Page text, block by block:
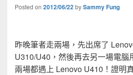
Posted on 2012/06/22bySammy Fung
昨晚筆者走兩場，先出席了
U310/U40，然後再去另一場電腦
兩場都遇上 Lenovo U410！證明